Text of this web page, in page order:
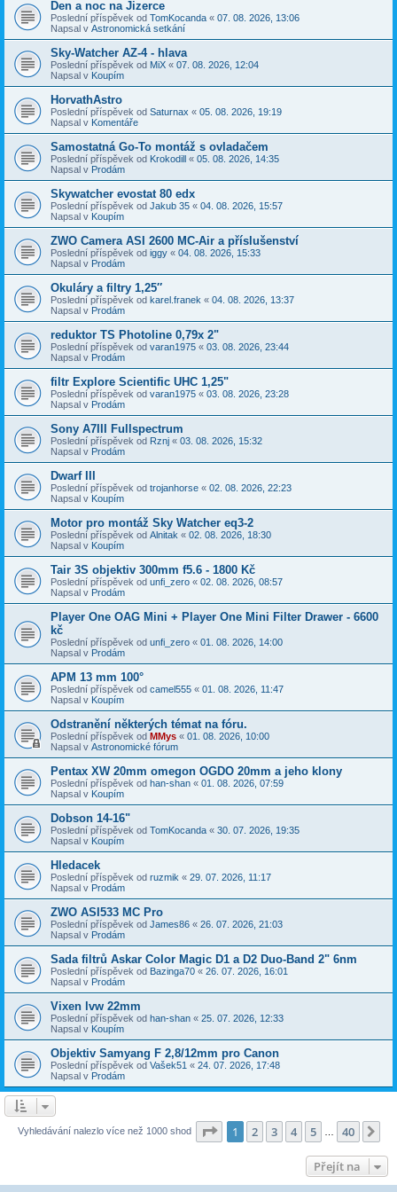
Den a noc na Jizerce
Poslední příspěvek od TomKocanda « 07. 08. 2026, 13:06
Napsal v Astronomická setkání
Sky-Watcher AZ-4 - hlava
Poslední příspěvek od MiX « 07. 08. 2026, 12:04
Napsal v Koupím
HorvathAstro
Poslední příspěvek od Saturnax « 05. 08. 2026, 19:19
Napsal v Komentáře
Samostatná Go-To montáž s ovladačem
Poslední příspěvek od Krokodill « 05. 08. 2026, 14:35
Napsal v Prodám
Skywatcher evostat 80 edx
Poslední příspěvek od Jakub 35 « 04. 08. 2026, 15:57
Napsal v Koupím
ZWO Camera ASI 2600 MC-Air a příslušenství
Poslední příspěvek od iggy « 04. 08. 2026, 15:33
Napsal v Prodám
Okuláry a filtry 1,25″
Poslední příspěvek od karel.franek « 04. 08. 2026, 13:37
Napsal v Prodám
reduktor TS Photoline 0,79x 2"
Poslední příspěvek od varan1975 « 03. 08. 2026, 23:44
Napsal v Prodám
filtr Explore Scientific UHC 1,25"
Poslední příspěvek od varan1975 « 03. 08. 2026, 23:28
Napsal v Prodám
Sony A7III Fullspectrum
Poslední příspěvek od Rznj « 03. 08. 2026, 15:32
Napsal v Prodám
Dwarf III
Poslední příspěvek od trojanhorse « 02. 08. 2026, 22:23
Napsal v Koupím
Motor pro montáž Sky Watcher eq3-2
Poslední příspěvek od Alnitak « 02. 08. 2026, 18:30
Napsal v Koupím
Tair 3S objektiv 300mm f5.6 - 1800 Kč
Poslední příspěvek od unfi_zero « 02. 08. 2026, 08:57
Napsal v Prodám
Player One OAG Mini + Player One Mini Filter Drawer - 6600
kč
Poslední příspěvek od unfi_zero « 01. 08. 2026, 14:00
Napsal v Prodám
APM 13 mm 100°
Poslední příspěvek od camel555 « 01. 08. 2026, 11:47
Napsal v Koupím
Odstranění některých témat na fóru.
Poslední příspěvek od MMys « 01. 08. 2026, 10:00
Napsal v Astronomické fórum
Pentax XW 20mm omegon OGDO 20mm a jeho klony
Poslední příspěvek od han-shan « 01. 08. 2026, 07:59
Napsal v Koupím
Dobson 14-16"
Poslední příspěvek od TomKocanda « 30. 07. 2026, 19:35
Napsal v Koupím
Hledacek
Poslední příspěvek od ruzmik « 29. 07. 2026, 11:17
Napsal v Prodám
ZWO ASI533 MC Pro
Poslední příspěvek od James86 « 26. 07. 2026, 21:03
Napsal v Prodám
Sada filtrů Askar Color Magic D1 a D2 Duo-Band 2" 6nm
Poslední příspěvek od Bazinga70 « 26. 07. 2026, 16:01
Napsal v Prodám
Vixen lvw 22mm
Poslední příspěvek od han-shan « 25. 07. 2026, 12:33
Napsal v Koupím
Objektiv Samyang F 2,8/12mm pro Canon
Poslední příspěvek od Vašek51 « 24. 07. 2026, 17:48
Napsal v Prodám
Vyhledávání nalezlo více než 1000 shod Stránka z 40
1 2 3 4 5 40
Přejít na